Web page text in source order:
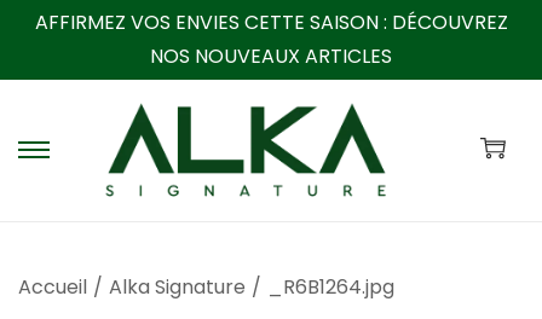
AFFIRMEZ VOS ENVIES CETTE SAISON : DÉCOUVREZ
NOS NOUVEAUX ARTICLES
P
a
e
P
a
e
Accueil / Alka Signature / _R6B1264.jpg